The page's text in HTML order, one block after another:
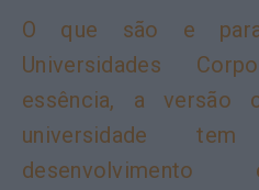
O que são e
Universidades
essência, a versão
universidade